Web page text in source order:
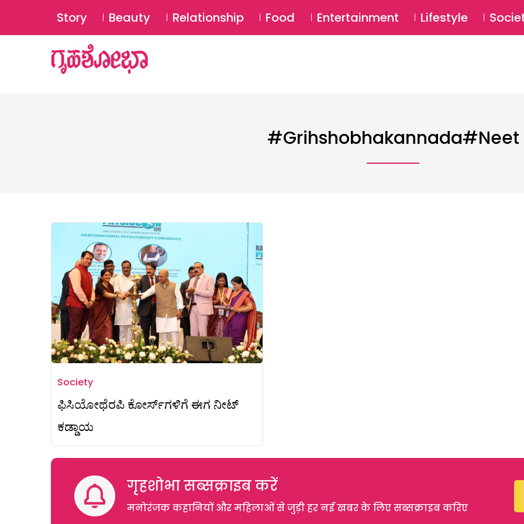
Story Beauty Relationship Food Entertainment Lifestyle
#grihshobhakannada#neet
Society
ಫಿಸಿಯೋಥೆರಪಿ ಕೋರ್ಸ್‌ಗಳಿಗೆ ಈಗ ನೀಟ್
ಕಡ್ಡಾಯ
गृहशोभा सब्सक्राइब करें
मनोरंजक कहानियों और महिलाओं से जुड़ी हर नई खबर के लिए सब्सक्राइब करिए